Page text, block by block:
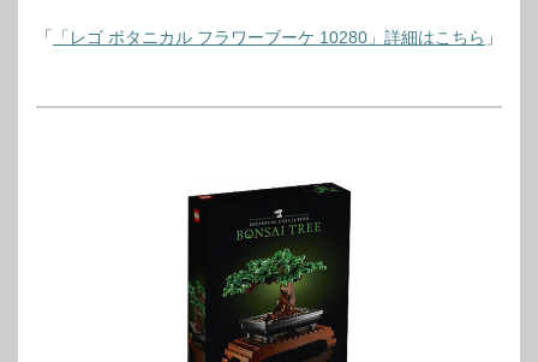
「 「レゴ ボタニカル フラワーブーケ 10280」詳細はこちら 」